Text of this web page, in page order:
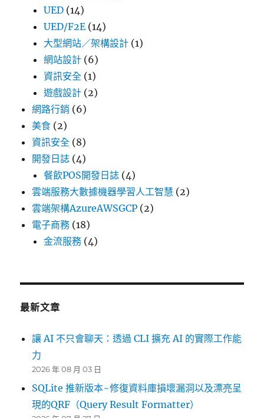
UED (14)
UED/F2E (14)
大型網站／架構設計 (1)
網站設計 (6)
資訊安全 (1)
遊戲設計 (2)
網路行銷 (6)
美食 (2)
資訊安全 (8)
開發日誌 (4)
餐飲POS開發日誌 (4)
雲端服務大數據機器學習人工智慧 (2)
雲端架構AzureAWSGCP (2)
電子商務 (18)
金流服務 (4)
最新文章
讓 AI 不只會聊天：透過 CLI 擴充 AI 的實際工作能
力
2026 年 08 月 03 日
SQLite 推新版本~修復資料庫損壞漏洞以及漂亮呈
現的QRF（Query Result Formatter）